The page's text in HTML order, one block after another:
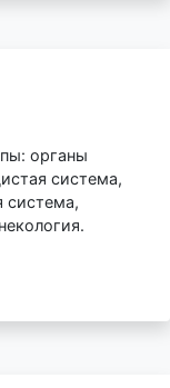
органы
система,
система,